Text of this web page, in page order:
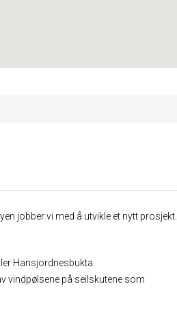
jobber vi med å utvikle et nytt prosjekt.
Hansjordnesbukta.
vindpølsene på seilskutene som